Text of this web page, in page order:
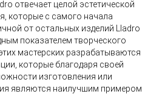
отвечает целой эстетической
которые с самого начала
от остальных изделий Lladro
показателем творческого
мастерских разрабатываются
которые благодаря своей
изготовления или
являются наилучшим примером